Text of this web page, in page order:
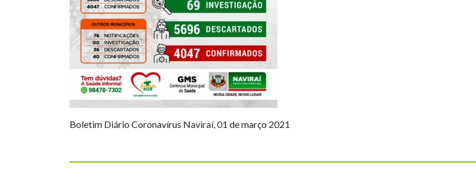
Boletim Diário Coronavírus Naviraí, 01 de março 2021